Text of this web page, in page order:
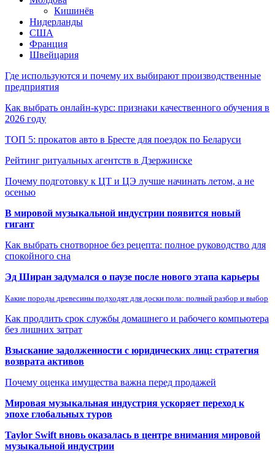
Кишинёв
Нидерланды
США
Франция
Швейцария
Где используются и почему их выбирают производственные
предприятия
Как выбрать онлайн-курс: признаки качественного обучения в
2026 году
ТОП 5: прокатов авто в Бресте для поездок по Беларуси
Рейтинг ритуальных агентств в Дзержинске
Почему подготовку к ЦТ и ЦЭ лучше начинать летом, а не
осенью
В мировой музыкальной индустрии появится новый
гигант
Как выбрать снотворное без рецепта: полное руководство для
спокойного сна
Эд Ширан задумался о паузе после нового этапа карьеры
Какие породы древесины подходят для доски пола: полный разбор и выбор
Как продлить срок службы домашнего и рабочего компьютера
без лишних затрат
Взыскание задолженности с юридических лиц: стратегия
возврата активов
Почему оценка имущества важна перед продажей
Мировая музыкальная индустрия ускоряет переход к
эпохе глобальных туров
Taylor Swift вновь оказалась в центре внимания мировой
музыкальной индустрии